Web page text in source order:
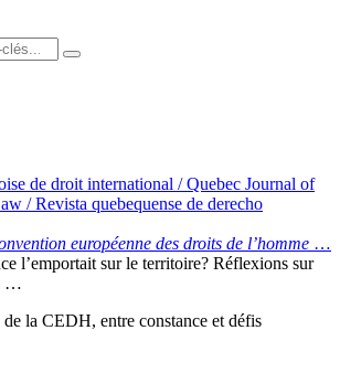
de droit international / Quebec Journal of
/ Revista quebequense de derecho
européenne des droits de l’homme …
l’emportait sur le territoire? Réflexions sur
…
la CEDH, entre constance et défis